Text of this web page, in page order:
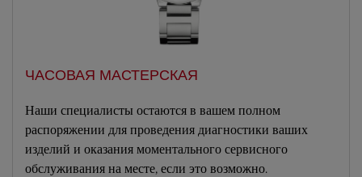
ЧАСОВАЯ МАСТЕРСКАЯ
Наши специалисты остаются в вашем полном
распоряжении для проведения диагностики ваших
изделий и оказания моментального сервисного
обслуживания на месте, если это возможно.